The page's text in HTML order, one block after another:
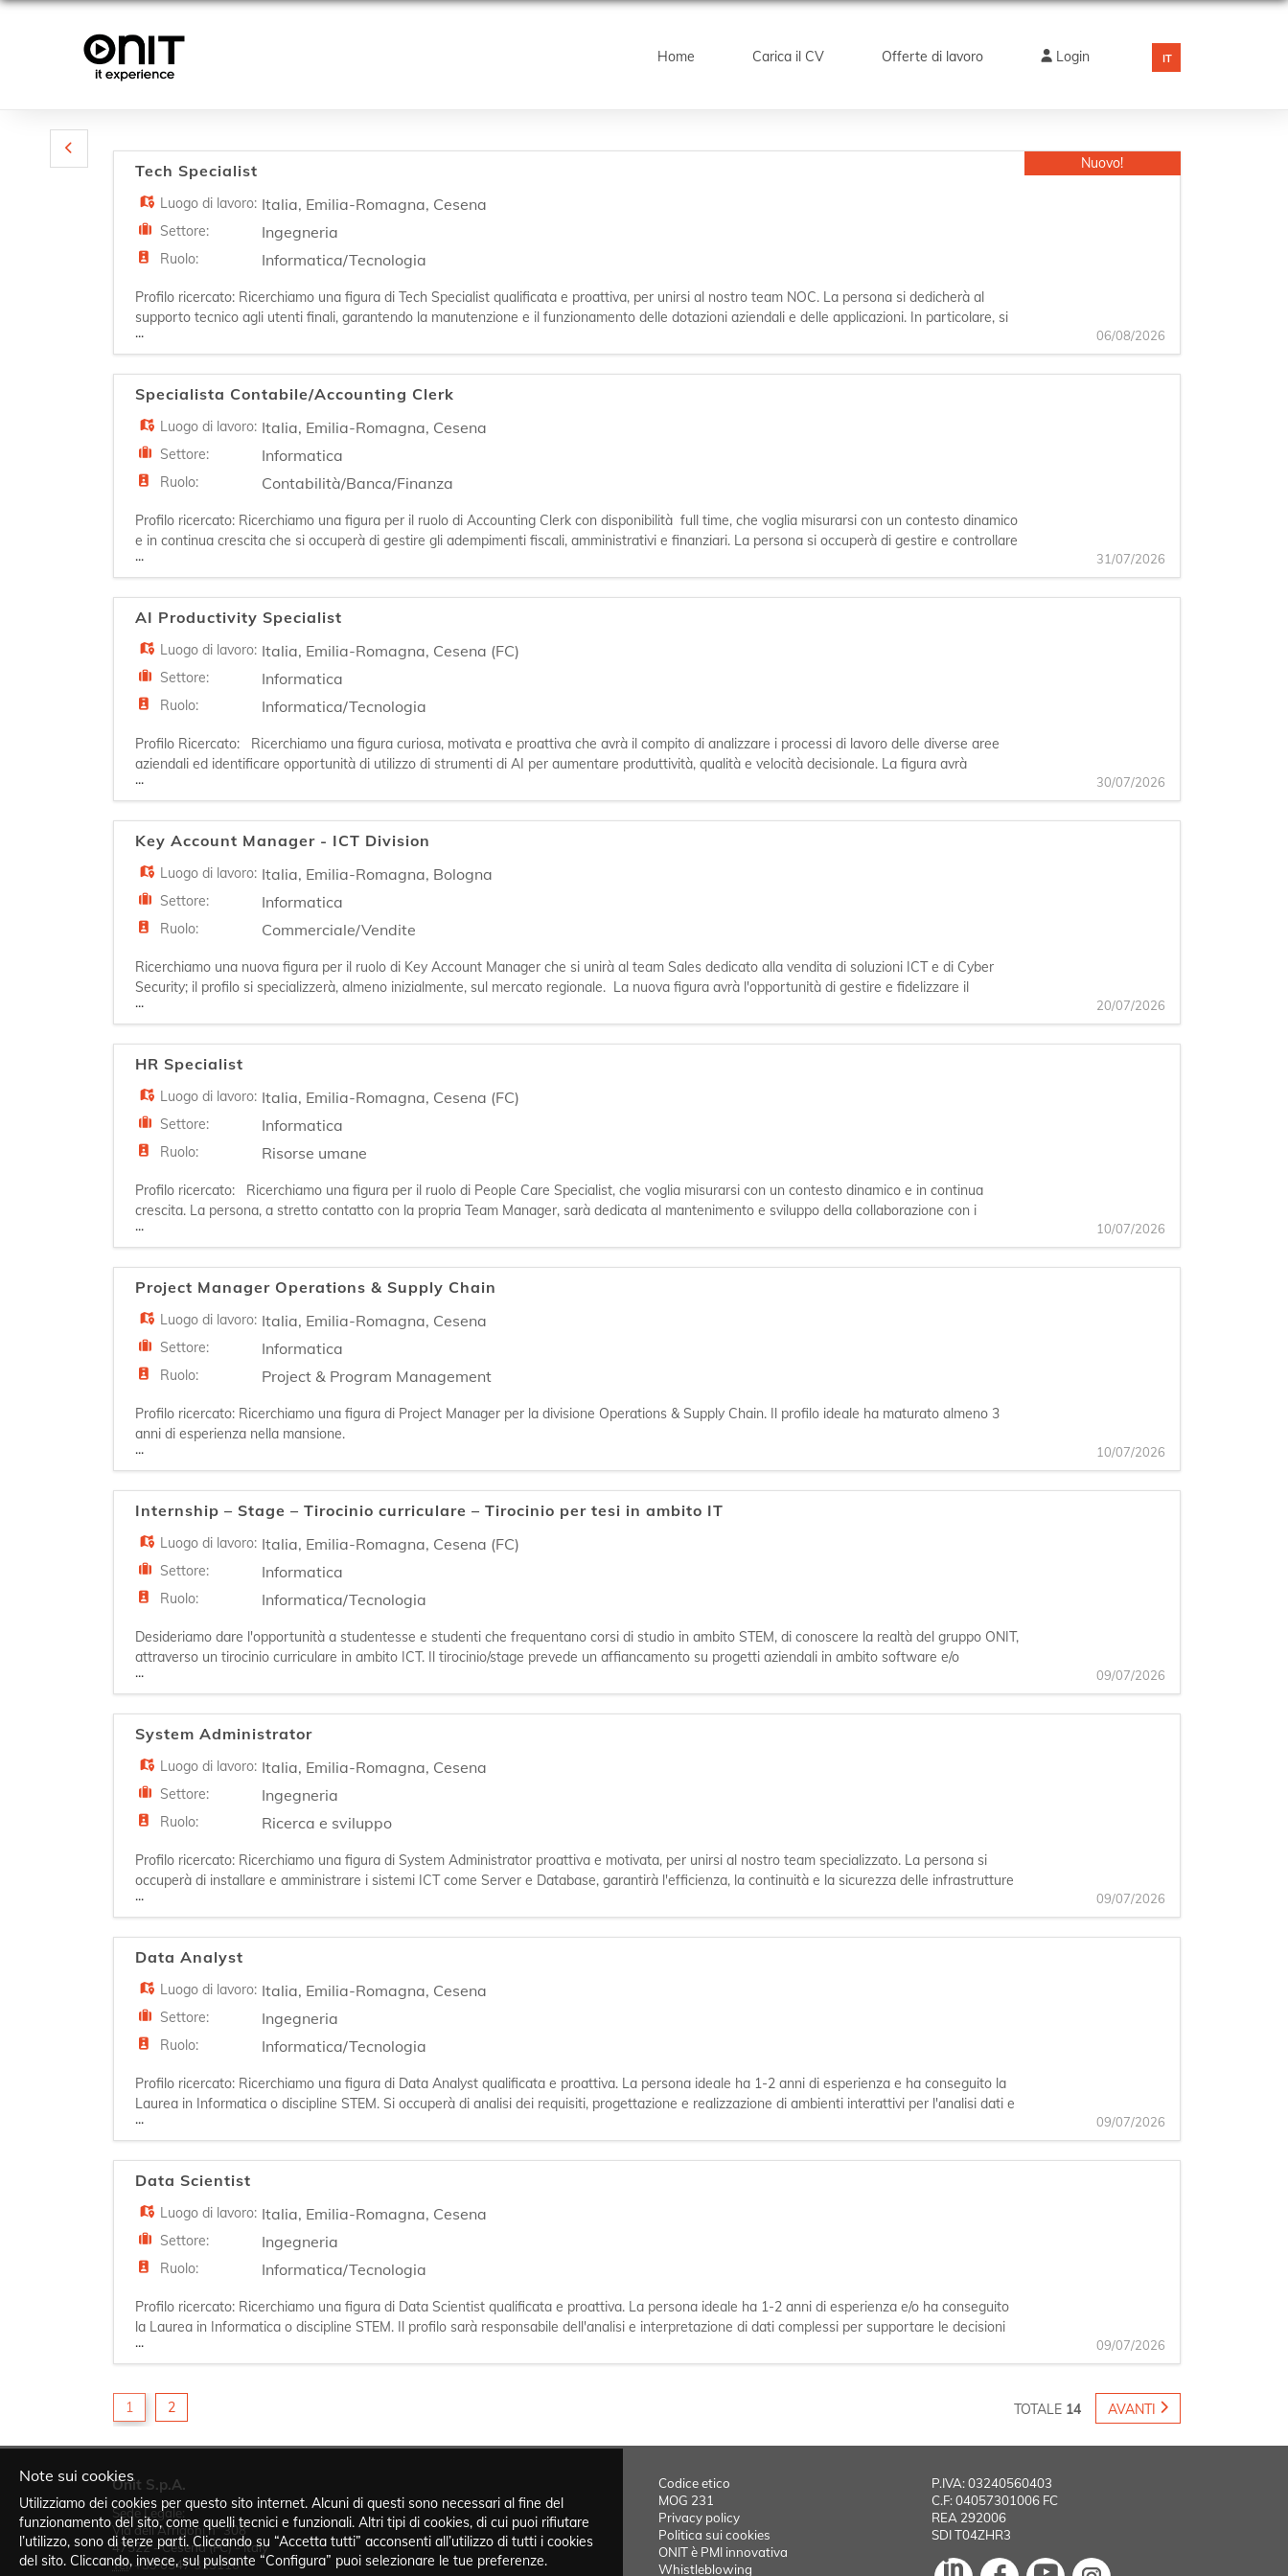
Note sui cookies
Utilizziamo dei cookies per questo sito internet. Alcuni di questi sono necessari al fine del
funzionamento del sito, come quelli tecnici e funzionali. Altri tipi di cookies, di cui puoi rifiutare
l’utilizzo, sono di terze parti. Cliccando su “Accetta tutti” acconsenti all’utilizzo di tutti i cookies
del sito. Cliccando, invece, sul pulsante “Configura” puoi selezionare le tue preferenze.
Home Carica il CV Offerte di lavoro Login IT
Tech Specialist
Luogo di lavoro: Italia, Emilia-Romagna, Cesena
Settore: Ingegneria
Ruolo: Informatica/Tecnologia
Profilo ricercato: Ricerchiamo una figura di Tech Specialist qualificata e proattiva, per unirsi al nostro team NOC. La persona si dedicherà al
supporto tecnico agli utenti finali, garantendo la manutenzione e il funzionamento delle dotazioni aziendali e delle applicazioni. In particolare, si
occuperà della manutenzione e monitoraggio delle dota
...
Nuovo!
06/08/2026
Specialista Contabile/Accounting Clerk
Luogo di lavoro: Italia, Emilia-Romagna, Cesena
Settore: Informatica
Ruolo: Contabilità/Banca/Finanza
Profilo ricercato: Ricerchiamo una figura per il ruolo di Accounting Clerk con disponibilità full time, che voglia misurarsi con un contesto dinamico
e in continua crescita che si occuperà di gestire gli adempimenti fiscali, amministrativi e finanziari. La persona si occuperà di gestire e controllare
la contabilità, assolvere agli obblighi fiscal
... 31/07/2026
AI Productivity Specialist
Luogo di lavoro: Italia, Emilia-Romagna, Cesena (FC)
Settore: Informatica
Ruolo: Informatica/Tecnologia
Profilo Ricercato: Ricerchiamo una figura curiosa, motivata e proattiva che avrà il compito di analizzare i processi di lavoro delle diverse aree
aziendali ed identificare opportunità di utilizzo di strumenti di AI per aumentare produttività, qualità e velocità decisionale. La figura avrà
l'opportunità di ricercare, valutare e sperimentare sol
... 30/07/2026
Key Account Manager - ICT Division
Luogo di lavoro: Italia, Emilia-Romagna, Bologna
Settore: Informatica
Ruolo: Commerciale/Vendite
Ricerchiamo una nuova figura per il ruolo di Key Account Manager che si unirà al team Sales dedicato alla vendita di soluzioni ICT e di Cyber
Security; il profilo si specializzerà, almeno inizialmente, sul mercato regionale. La nuova figura avrà l'opportunità di gestire e fidelizzare il
portfolio di clienti esistenti e strategici contribuendo al
... 20/07/2026
HR Specialist
Luogo di lavoro: Italia, Emilia-Romagna, Cesena (FC)
Settore: Informatica
Ruolo: Risorse umane
Profilo ricercato: Ricerchiamo una figura per il ruolo di People Care Specialist, che voglia misurarsi con un contesto dinamico e in continua
crescita. La persona, a stretto contatto con la propria Team Manager, sarà dedicata al mantenimento e sviluppo della collaborazione con i
principali enti di formazione (Scuole, ITS, Università), sviluppo
... 10/07/2026
Project Manager Operations & Supply Chain
Luogo di lavoro: Italia, Emilia-Romagna, Cesena
Settore: Informatica
Ruolo: Project & Program Management
Profilo ricercato: Ricerchiamo una figura di Project Manager per la divisione Operations & Supply Chain. Il profilo ideale ha maturato almeno 3
anni di esperienza nella mansione.
La persona si occuperà di raccolta dei requisiti, pianificazione, monitoraggio, gestione avanzamento lavori, comunicazione e governo economico delle commesse di clienti
... 10/07/2026
Internship – Stage – Tirocinio curriculare – Tirocinio per tesi in ambito IT
Luogo di lavoro: Italia, Emilia-Romagna, Cesena (FC)
Settore: Informatica
Ruolo: Informatica/Tecnologia
Desideriamo dare l'opportunità a studentesse e studenti che frequentano corsi di studio in ambito STEM, di conoscere la realtà del gruppo ONIT,
attraverso un tirocinio curriculare in ambito ICT. Il tirocinio/stage prevede un affiancamento su progetti aziendali in ambito software e/o
infrastrutture IT, con il supporto costante di tutor aziendali, c
... 09/07/2026
System Administrator
Luogo di lavoro: Italia, Emilia-Romagna, Cesena
Settore: Ingegneria
Ruolo: Ricerca e sviluppo
Profilo ricercato: Ricerchiamo una figura di System Administrator proattiva e motivata, per unirsi al nostro team specializzato. La persona si
occuperà di installare e amministrare i sistemi ICT come Server e Database, garantirà l'efficienza, la continuità e la sicurezza delle infrastrutture
ICT dei nostri clienti. Skills tecniche: - Buona
... 09/07/2026
Data Analyst
Luogo di lavoro: Italia, Emilia-Romagna, Cesena
Settore: Ingegneria
Ruolo: Informatica/Tecnologia
Profilo ricercato: Ricerchiamo una figura di Data Analyst qualificata e proattiva. La persona ideale ha 1-2 anni di esperienza e ha conseguito la
Laurea in Informatica o discipline STEM. Si occuperà di analisi dei requisiti, progettazione e realizzazione di ambienti interattivi per l'analisi dati e
creazione di strati semantici per facilitare l'a
... 09/07/2026
Data Scientist
Luogo di lavoro: Italia, Emilia-Romagna, Cesena
Settore: Ingegneria
Ruolo: Informatica/Tecnologia
Profilo ricercato: Ricerchiamo una figura di Data Scientist qualificata e proattiva. La persona ideale ha 1-2 anni di esperienza e/o ha conseguito
la Laurea in Informatica o discipline STEM. Il profilo sarà responsabile dell'analisi e interpretazione di dati complessi per supportare le decisioni
aziendali. Le principali attività includeranno la r
... 09/07/2026
1 2 AVANTI
TOTALE 14
Onit S.p.A.
Sede Legale:
Via dell'Arrigoni n° 308
47522 - Cesena (FC) - Italy
Tel:+39 0547 313110
Codice etico
MOG 231
Privacy policy
Politica sui cookies
ONIT è PMI innovativa
Whistleblowing
P.IVA: 03240560403
C.F: 04057301006 FC
REA 292006
SDI T04ZHR3